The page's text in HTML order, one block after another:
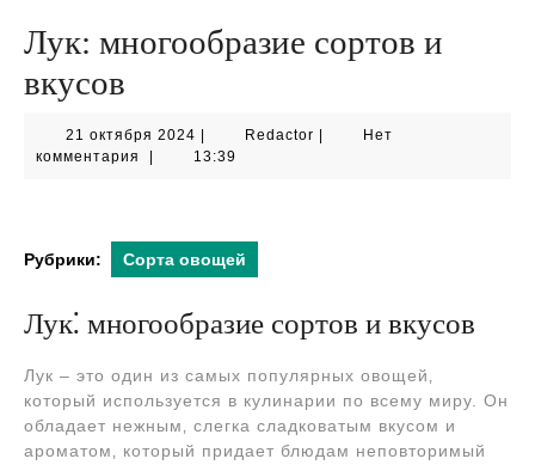
Лук: многообразие сортов и
вкусов
21 октября 2024 21
октября
RedactorRedactor
Нет
комментария
13:39
Рубрики: Сорта овощей
Лук⁚ многообразие сортов и вкусов
Лук – это один из самых популярных овощей‚
который используется в кулинарии по всему миру. Он
обладает нежным‚ слегка сладковатым вкусом и
ароматом‚ который придает блюдам неповторимый